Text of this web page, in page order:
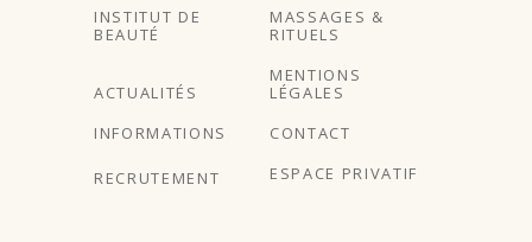
INSTITUT DE
BEAUTÉ
MASSAGES &
RITUELS
ACTUALITÉS
MENTIONS
LÉGALES
INFORMATIONS
CONTACT
RECRUTEMENT ESPACE PRIVATIF